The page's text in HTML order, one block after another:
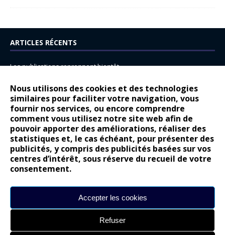
Nous utilisons des cookies et des technologies
similaires pour faciliter votre navigation, vous
fournir nos services, ou encore comprendre
comment vous utilisez notre site web afin de
pouvoir apporter des améliorations, réaliser des
statistiques et, le cas échéant, pour présenter des
publicités, y compris des publicités basées sur vos
centres d’intérêt, sous réserve du recueil de votre
consentement.
Accepter les cookies
Refuser
ARTICLES RÉCENTS
Les publications reprennent bientôt…
14 juillet : nouveau film de marque pour Citroën
Renault Espace : voyage, voyage…
Peugeot E-208 GTi : naissance d’une légende
COMMENTAIRES RÉCENTS
Gilly
gyo
Lancia Ypsilon : naturellement envoûtante ?